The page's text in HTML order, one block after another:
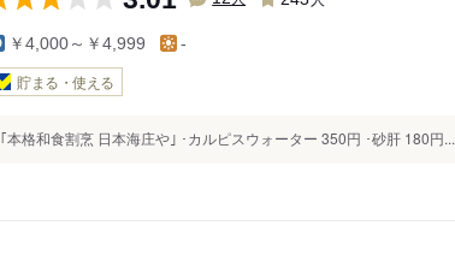
￥4,000～￥4,999 -
貯まる・使える
｢本格和食割烹 日本海庄や｣ ･カルピスウォーター 350円 ･砂肝 180円...